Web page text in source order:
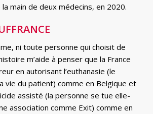
main de deux médecins, en 2020.
ni toute personne qui choisit de
m’aide à penser que la France
en autorisant l’euthanasie (le
vie du patient) comme en Belgique et
assisté (la personne se tue elle-
association comme Exit) comme en